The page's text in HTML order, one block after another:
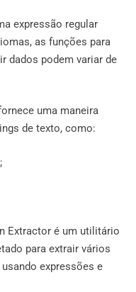
expressão regular
as funções para
dados podem variar de
uma maneira
de texto, como:
Extractor é um utilitário
para extrair vários
expressões e